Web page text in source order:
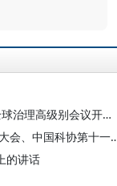
习近平在2026世界人工智能大会暨人工智能全球治理高级别会议开幕式上的主旨讲话（全文）
习近平：在国家科学技术奖励大会、
的讲话